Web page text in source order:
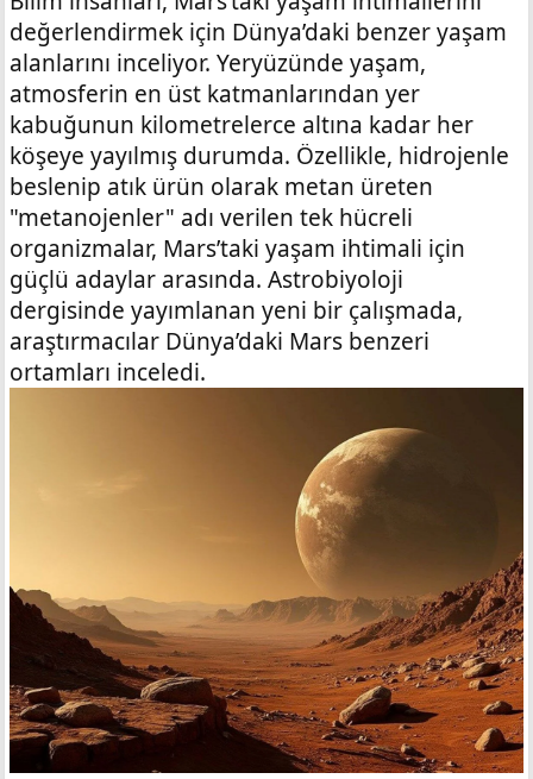
değerlendirmek için Dünya’daki benzer yaşam
alanlarını inceliyor. Yeryüzünde yaşam,
atmosferin en üst katmanlarından yer
kabuğunun kilometrelerce altına kadar her
köşeye yayılmış durumda. Özellikle, hidrojenle
beslenip atık ürün olarak metan üreten
"metanojenler" adı verilen tek hücreli
organizmalar, Mars’taki yaşam ihtimali için
güçlü adaylar arasında. Astrobiyoloji
dergisinde yayımlanan yeni bir çalışmada,
araştırmacılar Dünya’daki Mars benzeri
ortamları inceledi.